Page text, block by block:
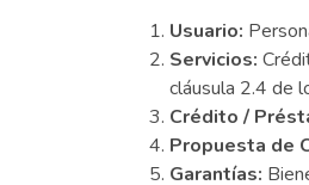
Usuario:
Servicios:
cláusula 2.4 de
Crédito /
Propuesta de
Garantías: